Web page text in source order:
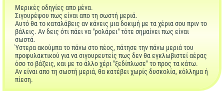
Μερικές οδηγίες απο μένα.
Σιγουρέψου πως είναι απο τη σωστή μεριά.
Αυτό θα το καταλάβεις αν κάνεις μια δοκιμή με τα χέρια σου πριν το
βάλεις. Αν δεις ότι πάει να "ρολάρει" τότε σημαίνει πως είναι
σωστά.
Ύστερα ακούμπα το πάνω στο πέος, πάτησε την πάνω μεριά του
προφυλακτικού για να σιγουρευτείς πως δεν θα εγκλωβιστεί αέρας
όσο το βάζεις, και με το άλλο χέρι "ξεδίπλωσε" το προς τα κάτω.
Αν είναι απο τη σωστή μεριά, θα κατέβει χωρίς δυσκολία, κόλλημα ή
πίεση.